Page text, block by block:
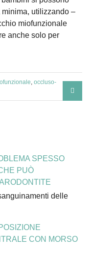
SPESSO
PUÒ
delle
CON MORSO
utilizzando –
miofunzionale
anche solo per
, occluso-